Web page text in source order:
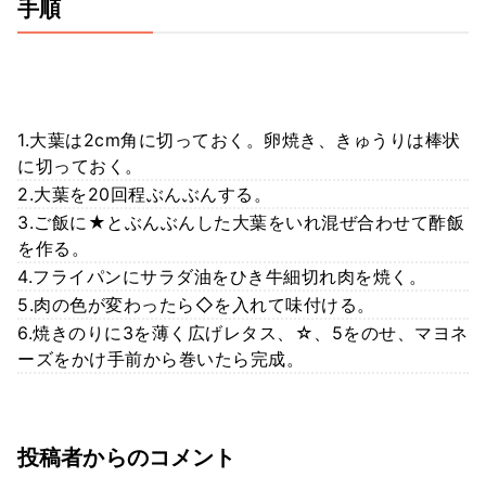
手順
1.大葉は2cm角に切っておく。卵焼き、きゅうりは棒状
に切っておく。
2.大葉を20回程ぶんぶんする。
3.ご飯に★とぶんぶんした大葉をいれ混ぜ合わせて酢飯
を作る。
4.フライパンにサラダ油をひき牛細切れ肉を焼く。
5.肉の色が変わったら◇を入れて味付ける。
6.焼きのりに3を薄く広げレタス、☆、5をのせ、マヨネ
ーズをかけ手前から巻いたら完成。
投稿者からのコメント